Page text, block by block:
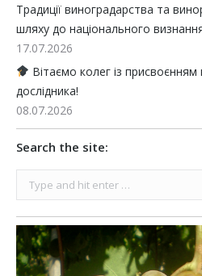
Традиції виноградарства та
шляху до національного
17.07.2026
Вітаємо колег із
дослідника!
08.07.2026
Search the site: